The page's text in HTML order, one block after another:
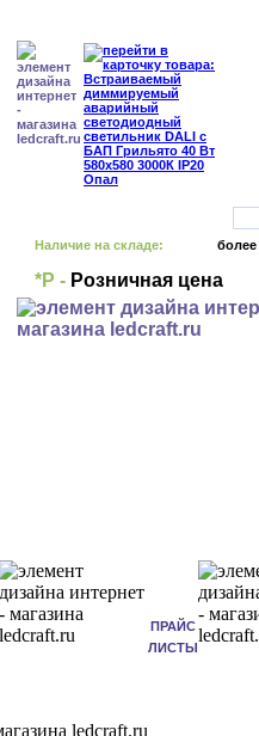
Наличие на складе: более
*Р - Розничная цена
ПРАЙС
ЛИСТЫ